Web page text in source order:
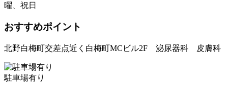
曜、祝日
おすすめポイント
北野白梅町交差点近く白梅町MCビル2F 泌尿器科 皮膚科
駐車場有り